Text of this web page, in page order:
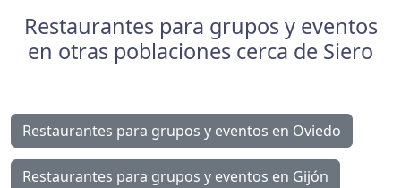
Restaurantes para grupos y eventos
en otras poblaciones cerca de Siero
Restaurantes para grupos y eventos en Oviedo
Restaurantes para grupos y eventos en Gijón